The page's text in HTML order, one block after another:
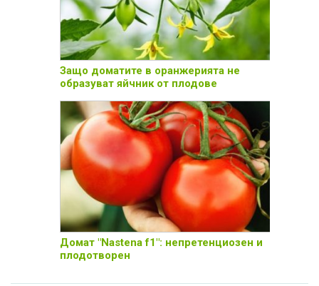
Защо доматите в оранжерията не
образуват яйчник от плодове
Домат "Nastena f1": непретенциозен и
плодотворен